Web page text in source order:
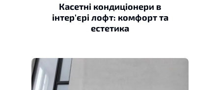
Касетні кондиціонери в
інтер'єрі лофт: комфорт та
естетика